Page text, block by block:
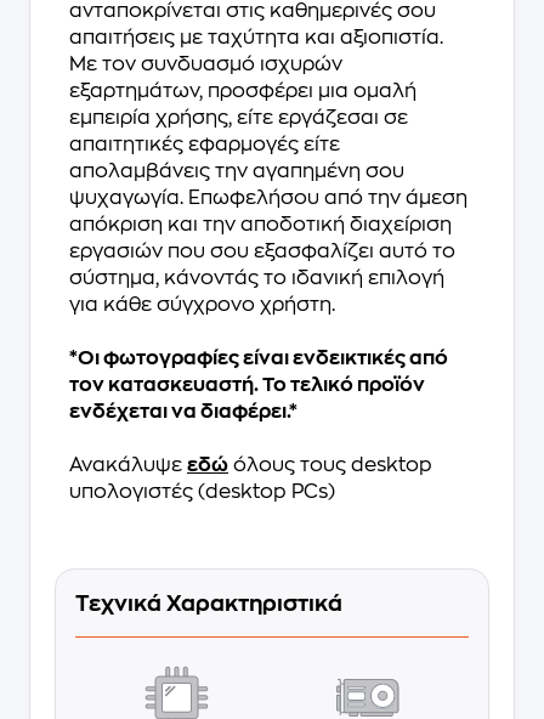
ανταποκρίνεται στις καθημερινές σου
απαιτήσεις με ταχύτητα και αξιοπιστία.
Με τον συνδυασμό ισχυρών
εξαρτημάτων, προσφέρει μια ομαλή
εμπειρία χρήσης, είτε εργάζεσαι σε
απαιτητικές εφαρμογές είτε
απολαμβάνεις την αγαπημένη σου
ψυχαγωγία. Επωφελήσου από την άμεση
απόκριση και την αποδοτική διαχείριση
εργασιών που σου εξασφαλίζει αυτό το
σύστημα, κάνοντάς το ιδανική επιλογή
για κάθε σύγχρονο χρήστη.
*Οι φωτογραφίες είναι ενδεικτικές από
τον κατασκευαστή. Το τελικό προϊόν
ενδέχεται να διαφέρει.*
Ανακάλυψε εδώ όλους τους desktop
υπολογιστές (desktop PCs)
Τεχνικά Χαρακτηριστικά